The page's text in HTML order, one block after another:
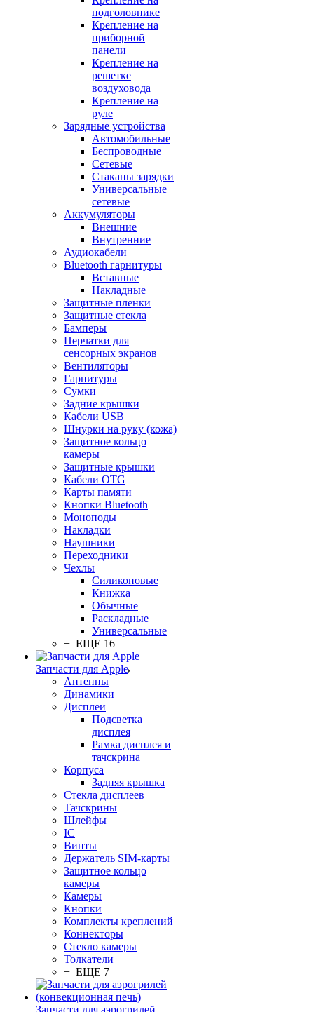
подголовнике
Крепление на
приборной
панели
Крепление на
решетке
воздуховода
Крепление на
руле
Зарядные устройства
Автомобильные
Беспроводные
Сетевые
Стаканы зарядки
Универсальные
сетевые
Аккумуляторы
Внешние
Внутренние
Аудиокабели
Bluetooth гарнитуры
Вставные
Накладные
Защитные пленки
Защитные стекла
Бамперы
Перчатки для
сенсорных экранов
Вентиляторы
Гарнитуры
Сумки
Задние крышки
Кабели USB
Шнурки на руку (кожа)
Защитное кольцо
камеры
Защитные крышки
Кабели OTG
Карты памяти
Кнопки Bluetooth
Моноподы
Накладки
Наушники
Переходники
Чехлы
Силиконовые
Книжка
Обычные
Раскладные
Универсальные
+ ЕЩЕ 16
Запчасти для Apple
Антенны
Динамики
Дисплеи
Подсветка
дисплея
Рамка дисплея и
тачскрина
Корпуса
Задняя крышка
Стекла дисплеев
Тачскрины
Шлейфы
IC
Винты
Держатель SIM-карты
Защитное кольцо
камеры
Камеры
Кнопки
Комплекты креплений
Коннекторы
Стекло камеры
Толкатели
+ ЕЩЕ 7
Запчасти для аэрогрилей